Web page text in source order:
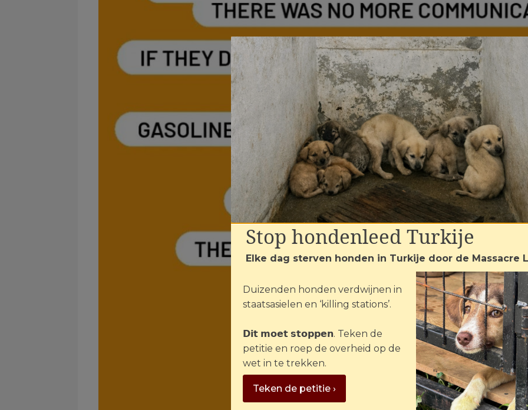
Stop hondenleed Turkije
Elke dag sterven honden in Turkije door de Massacre
Duizenden honden verdwijnen in
staatsasielen en ‘killing stations’.
𝗗𝗶𝘁 𝗺𝗼𝗲𝘁 𝘀𝘁𝗼𝗽𝗽𝗲𝗻. Teken de
petitie en roep de overheid op de
wet in te trekken.
Teken de petitie ›